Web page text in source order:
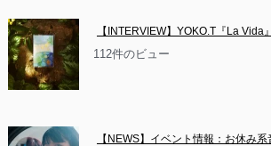
【INTERVIEW】YOKO.T『La Vida』
112件のビュー
【NEWS】イベント情報：お休み